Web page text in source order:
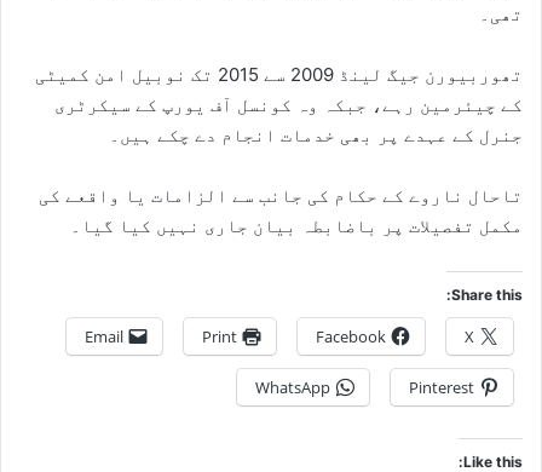
تھی۔
تھوربیورن جیگ لینڈ 2009 سے 2015 تک نوبیل امن کمیٹی
کے چیئرمین رہے، جبکہ وہ کونسل آف یورپ کے سیکرٹری
جنرل کے عہدے پر بھی خدمات انجام دے چکے ہیں۔
تاحال ناروے کے حکام کی جانب سے الزامات یا واقعے کی
مکمل تفصیلات پر باضابطہ بیان جاری نہیں کیا گیا۔
Share this:
X
Facebook
Print
Email
Pinterest
WhatsApp
Like this: